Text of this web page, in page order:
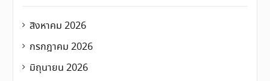
สิงหาคม 2026
กรกฎาคม 2026
มิถุนายน 2026